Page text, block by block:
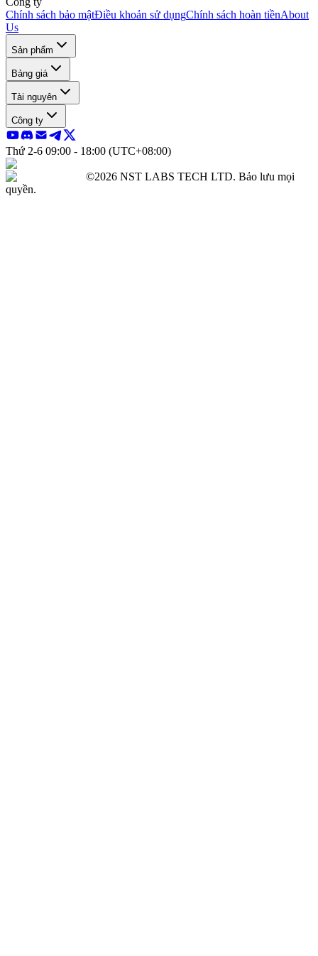
Chính sách bảo mậtĐiều khoản sử dụngChính sách hoàn tiềnAbout
Us
Sản phẩm
Bảng giá
Tài nguyên
Công ty
Thứ 2-6 09:00 - 18:00 (UTC+08:00)
©2026 NST LABS TECH LTD. Bảo lưu mọi
quyền.